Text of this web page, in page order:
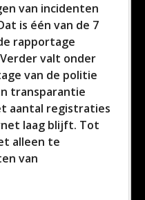
van incidenten
is één van de 7
rapportage
valt onder
van de politie
transparantie
aantal registraties
laag blijft. Tot
alleen te
van